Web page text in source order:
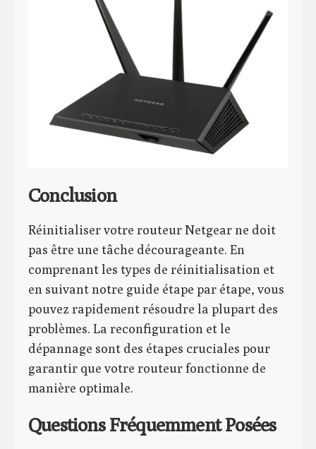
Conclusion
Réinitialiser votre routeur Netgear ne doit
pas être une tâche décourageante. En
comprenant les types de réinitialisation et
en suivant notre guide étape par étape, vous
pouvez rapidement résoudre la plupart des
problèmes. La reconfiguration et le
dépannage sont des étapes cruciales pour
garantir que votre routeur fonctionne de
manière optimale.
Questions Fréquemment Posées